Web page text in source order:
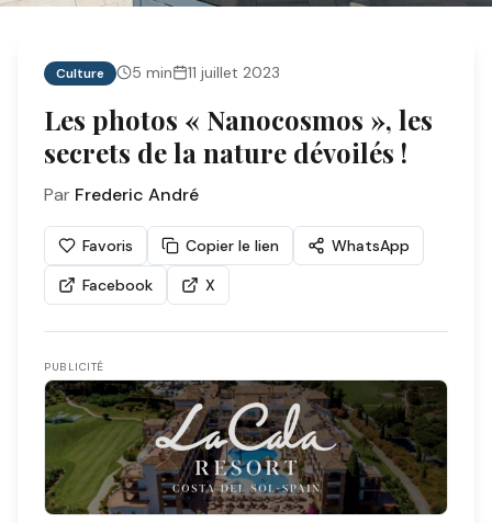
Culture 5 min 11 juillet 2023
Les photos « Nanocosmos », les
secrets de la nature dévoilés !
Par Frederic André
Favoris Copier le lien
WhatsApp
Facebook
X
PUBLICITÉ